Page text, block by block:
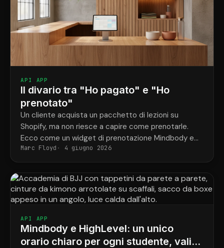
API APP
Il divario tra "Ho pagato" e "Ho
prenotato"
Un cliente acquista un pacchetto di lezioni su
Shopify, ma non riesce a capire come prenotarle.
Ecco come un widget di prenotazione Mindbody e
ShopConnect risolvono definitivamente questo
problema.
Marc Floyd 4 giugno 2026
API APP
Mindbody e HighLevel: un unico
orario chiaro per ogni studente, valido